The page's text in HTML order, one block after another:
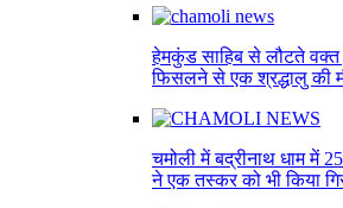
हेमकुंड साहिब से लौटते वक्त
फिसलने से एक श्रद्धालु की
चमोली में बद्रीनाथ धाम में
ने एक तस्कर को भी किया